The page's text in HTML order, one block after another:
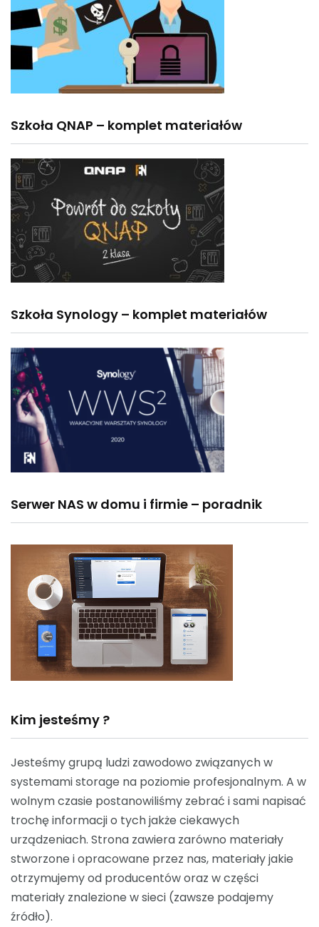
Szkoła QNAP – komplet materiałów
Szkoła Synology – komplet materiałów
Serwer NAS w domu i firmie – poradnik
Kim jesteśmy ?
Jesteśmy grupą ludzi zawodowo związanych w
systemami storage na poziomie profesjonalnym. A w
wolnym czasie postanowiliśmy zebrać i sami napisać
trochę informacji o tych jakże ciekawych
urządzeniach. Strona zawiera zarówno materiały
stworzone i opracowane przez nas, materiały jakie
otrzymujemy od producentów oraz w części
materiały znalezione w sieci (zawsze podajemy
źródło).